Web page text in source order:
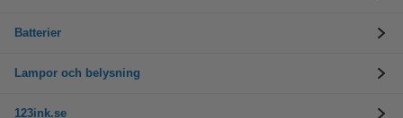
Batterier
Lampor och belysning
123ink.se